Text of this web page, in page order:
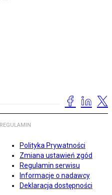
REGULAMIN
Polityka Prywatności
Zmiana ustawień zgód
Regulamin serwisu
Informacje o nadawcy
Deklaracja dostępności